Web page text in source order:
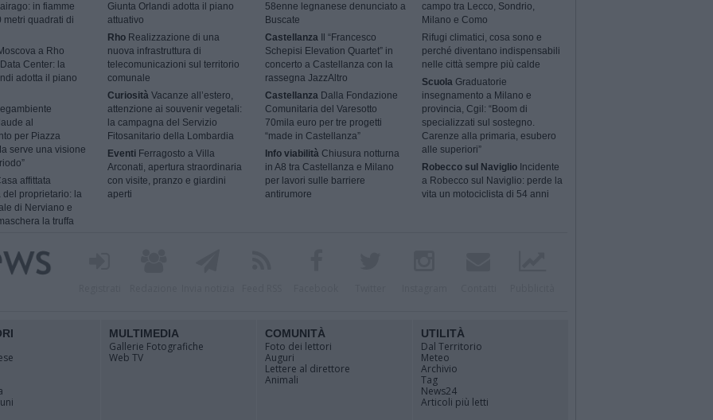
in fiamme
metri quadrati di
a Rho
Center: la
adotta il piano
al
per Piazza
serve una visione
affittata
del proprietario: la
di Nerviano e
la truffa
Giunta Orlandi adotta il piano
attuativo
Rho Realizzazione di una
nuova infrastruttura di
telecomunicazioni sul territorio
comunale
Curiosità Vacanze all’estero,
attenzione ai souvenir vegetali:
la campagna del Servizio
Fitosanitario della Lombardia
Eventi Ferragosto a Villa
Arconati, apertura straordinaria
con visite, pranzo e giardini
aperti
58enne legnanese denunciato a
Buscate
CastellanzaIl “Francesco
Schepisi Elevation Quartet” in
concerto a Castellanza con la
rassegna JazzAltro
CastellanzaDalla Fondazione
Comunitaria del Varesotto
70mila euro per tre progetti
“made in Castellanza”
Info viabilitàChiusura notturna
in A8 tra Castellanza e Milano
per lavori sulle barriere
antirumore
campo tra Lecco, Sondrio,
Milano e Como
Rifugi climatici, cosa sono e
perché diventano indispensabili
nelle città sempre più calde
Scuola Graduatorie
insegnamento a Milano e
provincia, Cgil: “Boom di
specializzati sul sostegno.
Carenze alla primaria, esubero
alle superiori”
Robecco sul Naviglio Incidente
a Robecco sul Naviglio: perde la
vita un motociclista di 54 anni
MULTIMEDIA
Gallerie Fotografiche
Web TV
COMUNITÀ
Foto dei lettori
Auguri
Lettere al direttore
Animali
UTILITÀ
Dal Territorio
Meteo
Archivio
Tag
News24
Articoli più letti